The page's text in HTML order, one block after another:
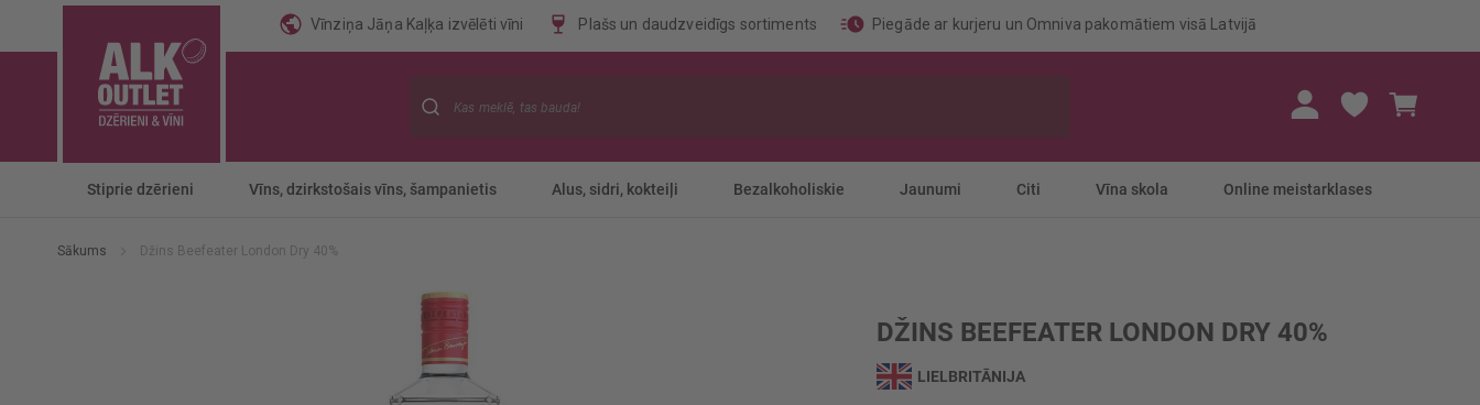
Vīnziņa Jāņa Kaļķa izvēlēti vīni Plašs un daudzveidīgs sortiments Piegāde ar kurjeru un Omniva pakomātiem visā Latvijā
Stiprie dzērieni Vīns, dzirkstošais vīns, šampanietis Alus, sidri, kokteiļi Bezalkoholiskie Jaunumi Citi Vīna skola Online meistarklases
Sākums Džins Beefeater London Dry 40%
DŽINS BEEFEATER LONDON DRY 40%
LIELBRITĀNIJA